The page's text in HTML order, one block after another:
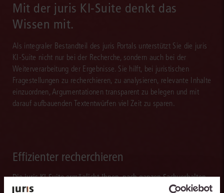
Mit der juris KI-Suite denkt das
Wissen mit.
Als integraler Bestandteil des juris Portals unterstützt Sie die juris
KI-Suite nicht nur bei der Recherche, sondern auch bei der
Weiterverarbeitung der Ergebnisse. Sie hilft, bei juristischen
Fragestellungen zu recherchieren, zu analysieren, relevante Inhalte
einzuordnen, Argumentationen transparent zu belegen und mit
darauf aufbauenden Textentwürfen viel Zeit zu sparen.
Effizienter recherchieren
Die juris KI-Suite ermöglicht Ihnen, nach ganzen Sachverhalten
statt nur nach Stichworten zu recherchieren. So finden Sie